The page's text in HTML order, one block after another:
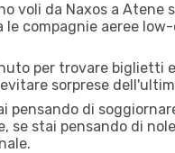
voli da Naxos a Atene
compagnie aeree
per trovare biglietti
sorprese
pensando di
se stai pensando di